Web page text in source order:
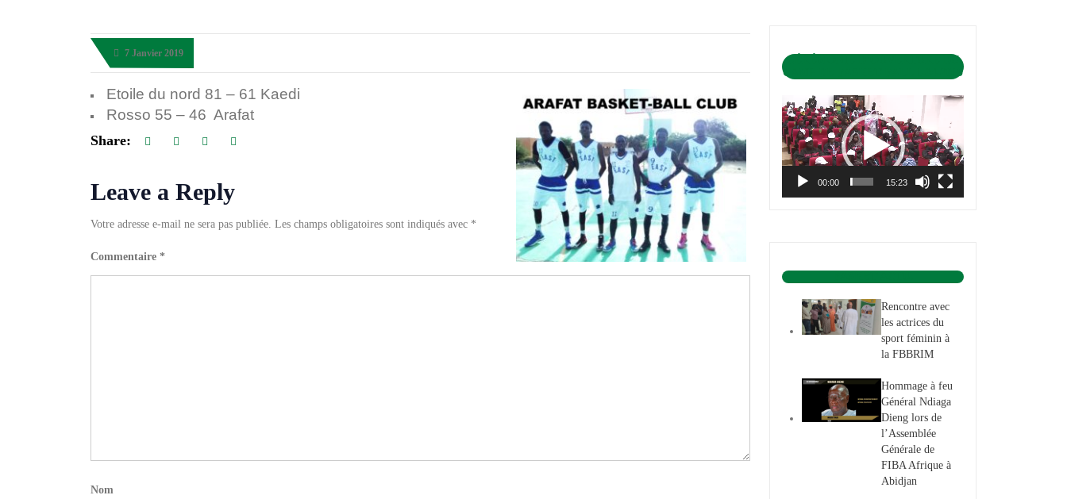
7 Janvier 2019
Etoile du nord 81 – 61 Kaedi
Rosso 55 – 46 Arafat
Share:
Leave a Reply
Votre adresse e-mail ne sera pas publiée. Les champs obligatoires sont indiqués avec *
Commentaire *
Nom
CÉRÉMONIE D’OUVERTURE DU
CAMP DE BASKET-BALL 1-04-2019
Lecteur
vidéo
00:00 15:23
Rencontre avec
les actrices du
sport féminin à
la FBBRIM
Hommage à feu
Général Ndiaga
Dieng lors de
l’Assemblée
Générale de
FIBA Afrique à
Abidjan